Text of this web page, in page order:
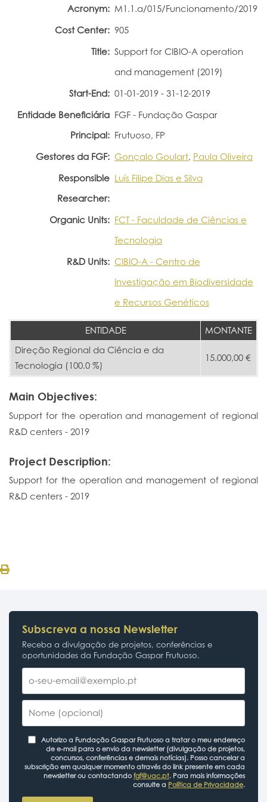
Acronym: M1.1.a/015/Funcionamento/2019
Cost Center: 905
Title: Support for CIBIO-A operation
and management (2019)
Start-End: 01-01-2019 - 31-12-2019
Entidade Beneficiária
Principal:
FGF - Fundação Gaspar
Frutuoso, FP
Gestores da FGF: Gonçalo Goulart, Paula Oliveira
Responsible
Researcher:
Luís Filipe Dias e Silva
Organic Units: FCT - Faculdade de Ciências e
Tecnologia
R&D Units: CIBIO-A - Centro de
Investigação em Biodiversidade
e Recursos Genéticos
ENTIDADE
MONTANTE
Direção Regional da Ciência e da
Tecnologia (100.0 %)
15.000,00 €
Main Objectives:
Support for the operation and management of regional
R&D centers - 2019
Project Description:
Support for the operation and management of regional
R&D centers - 2019
Subscreva a nossa Newsletter
Receba a divulgação de projetos, conferências e
oportunidades da Fundação Gaspar Frutuoso.
Autorizo a Fundação Gaspar Frutuoso a tratar o meu endereço
de e-mail para o envio da newsletter (divulgação de projetos,
concursos, conferências e demais notícias). Posso cancelar a
subscrição em qualquer momento através do link presente em cada
newsletter ou contactando fgf@uac.pt. Para mais informações
consulte a Política de Privacidade.